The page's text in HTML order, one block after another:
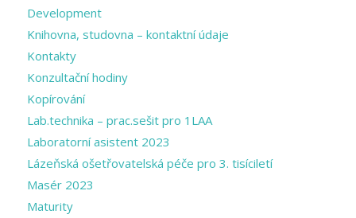
Development
Knihovna, studovna – kontaktní údaje
Kontakty
Konzultační hodiny
Kopírování
Lab.technika – prac.sešit pro 1LAA
Laboratorní asistent 2023
Lázeňská ošetřovatelská péče pro 3. tisíciletí
Masér 2023
Maturity